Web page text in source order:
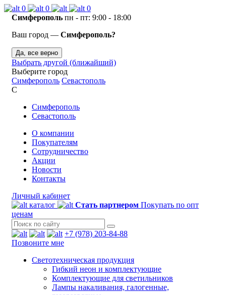
0 0
0
Симферополь пн - пт: 9:00 - 18:00
Ваш город — Симферополь?
Да, все верно
Выбрать другой (ближайший)
Выберите город
Симферополь Севастополь
С
Симферополь
Севастополь
О компании
Покупателям
Сотрудничество
Акции
Новости
Контакты
Личный кабинет
каталог
Стать партнером Покупать по опт
ценам
+7 (978) 203-84-88
Позвоните мне
Светотехническая продукция
Гибкий неон и комплектующие
Комплектующие для светильников
Лампы накаливания, галогенные,